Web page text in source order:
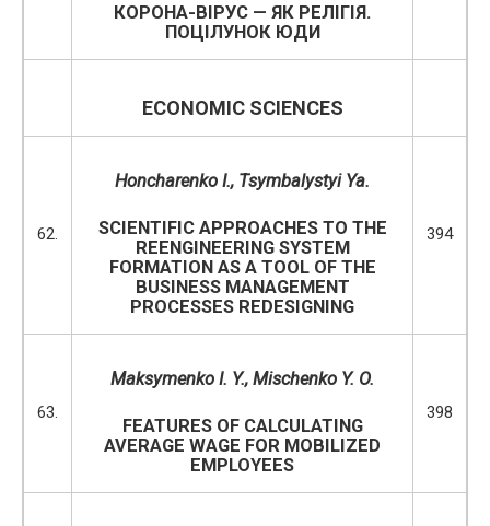
КОРОНА-ВІРУС — ЯК РЕЛІГІЯ.
ПОЦІЛУНОК ЮДИ
ECONOMIC SCIENCES
62.
Honcharenko І., Tsymbalystyi Ya.
SCIENTIFIC APPROACHES TO THE
REENGINEERING SYSTEM
FORMATION AS A TOOL OF THE
BUSINESS MANAGEMENT
PROCESSES REDESIGNING
394
63.
Maksуmenko I. Y., Mischenko Y. O.
FEATURES OF CALCULATING
AVERAGE WAGE FOR MOBILIZED
EMPLOYEES
398